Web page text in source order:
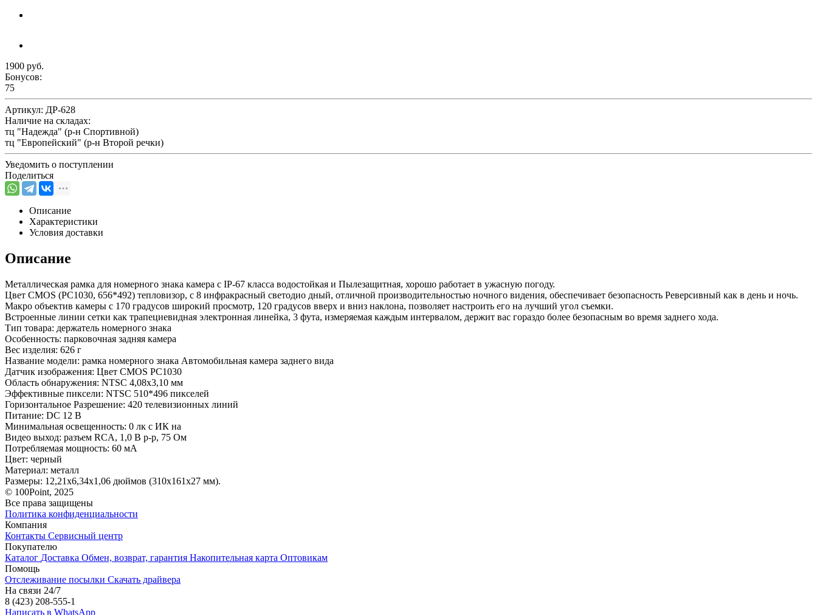
1900 руб.
Бонусов:
75
Артикул: ДР-628
Наличие на складах:
тц "Надежда" (р-н Спортивной)
тц "Европейский" (р-н Второй речки)
Уведомить о поступлении
Поделиться
Описание
Характеристики
Условия доставки
Описание
Металлическая рамка для номерного знака камера с IP-67 класса водостойкая и Пылезащитная, хорошо работает в ужасную погоду.
Цвет CMOS (PC1030, 656*492) тепловизор, с 8 инфракрасный светодио дный, отличной производительностью ночного видения, обеспечивает безопасность Реверсивный как в день и ночь.
Макро объектив камеры с 170 градусов широкий просмотр, 120 градусов вверх и вниз наклона, позволяет настроить его на лучший угол съемки.
Встроенные линии сетки как трапециевидная электронная линейка, 3 фута, измеряемая каждым интервалом, держит вас гораздо более безопасным во время заднего хода.
Тип товара: держатель номерного знака
Особенность: парковочная задняя камера
Вес изделия: 626 г
Название модели: рамка номерного знака Автомобильная камера заднего вида
Датчик изображения: Цвет CMOS PC1030
Область обнаружения: NTSC 4,08x3,10 мм
Эффективные пиксели: NTSC 510*496 пикселей
Горизонтальное Разрешение: 420 телевизионных линий
Питание: DC 12 В
Минимальная освещенность: 0 лк с ИК на
Видео выход: разъем RCA, 1,0 В p-p, 75 Ом
Потребляемая мощность: 60 мА
Цвет: черный
Материал: металл
Размеры: 12,21x6,34x1,06 дюймов (310x161x27 мм).
© 100Point, 2025
Все права защищены
Политика конфиденциальности
Компания
Контакты Сервисный центр
Покупателю
Каталог Доставка Обмен, возврат, гарантия Накопительная карта Оптовикам
Помощь
Отслеживание посылки Скачать драйвера
На связи 24/7
8 (423) 208-555-1
Написать в WhatsApp